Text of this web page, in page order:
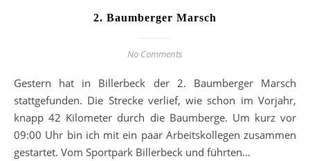
2. Baumberger Marsch
No Comments
Gestern hat in Billerbeck der 2. Baumberger Marsch
stattgefunden. Die Strecke verlief, wie schon im Vorjahr,
knapp 42 Kilometer durch die Baumberge. Um kurz vor
09:00 Uhr bin ich mit ein paar Arbeitskollegen zusammen
gestartet. Vom Sportpark Billerbeck und führten…